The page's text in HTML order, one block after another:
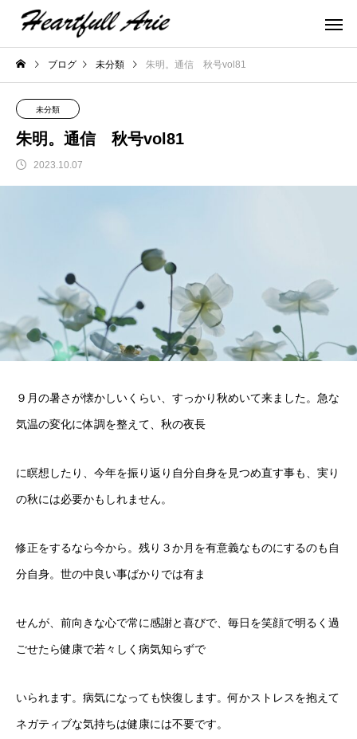
ブログ 未分類 朱明。通信 秋号vol81
未分類
朱明。通信 秋号vol81
2023.10.07
９月の暑さが懐かしいくらい、すっかり秋めいて来ました。急な
気温の変化に体調を整えて、秋の夜長
に瞑想したり、今年を振り返り自分自身を見つめ直す事も、実り
の秋には必要かもしれません。
修正をするなら今から。残り３か月を有意義なものにするのも自
分自身。世の中良い事ばかりでは有ま
せんが、前向きな心で常に感謝と喜びで、毎日を笑顔で明るく過
ごせたら健康で若々しく病気知らずで
いられます。病気になっても快復します。何かストレスを抱えて
ネガティブな気持ちは健康には不要です。